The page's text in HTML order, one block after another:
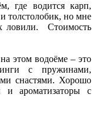
где водится карп,
толстолобик, но мне
ловили. Стоимость
этом водоёме – это
с пружинами,
снастями. Хорошо
и ароматизаторы с